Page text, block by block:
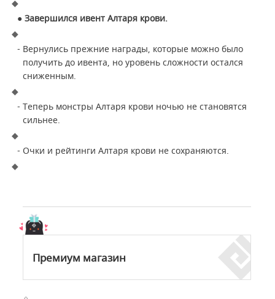
● Завершился ивент Алтаря крови.
- Вернулись прежние награды, которые можно было
получить до ивента, но уровень сложности остался
сниженным.
- Теперь монстры Алтаря крови ночью не становятся
сильнее.
- Очки и рейтинги Алтаря крови не сохраняются.
Премиум магазин